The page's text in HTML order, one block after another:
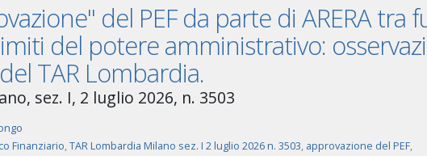
del PEF da parte di ARERA tra
del potere amministrativo:
TAR Lombardia.
sez. I, 2 luglio 2026, n. 3503
Finanziario,TAR Lombardia Milano sez. I 2 luglio 2026 n. 3503, approvazione del PEF,